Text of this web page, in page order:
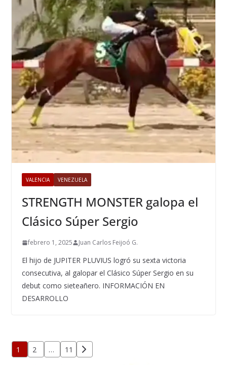
VALENCIA VENEZUELA
STRENGTH MONSTER galopa el
Clásico Súper Sergio
febrero 1, 2025 Juan Carlos Feijoó G.
El hijo de JUPITER PLUVIUS logró su sexta victoria
consecutiva, al galopar el Clásico Súper Sergio en su
debut como sieteañero. INFORMACIÓN EN
DESARROLLO
Paginación
de
1 2 … 11